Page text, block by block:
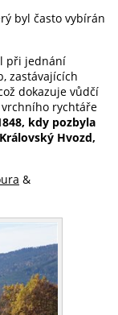
byl často vybírán
při jednání
zastávajících
dokazuje vůdčí
rychtáře
kdy pozbyla
Hvozd,
&